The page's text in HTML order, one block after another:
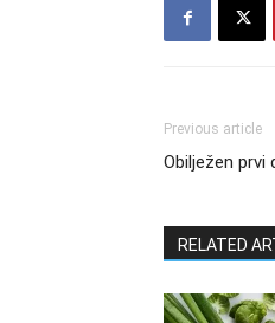
Previous article
Obilježen prvi
RELATED